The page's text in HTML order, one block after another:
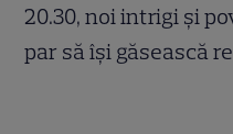
20.30, noi intrigi şi
par să îşi găsească